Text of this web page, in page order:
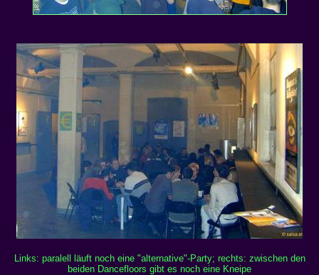
Links: paralell läuft noch eine "alternative"-Party; rechts: zwischen den
beiden Dancefloors gibt es noch eine Kneipe